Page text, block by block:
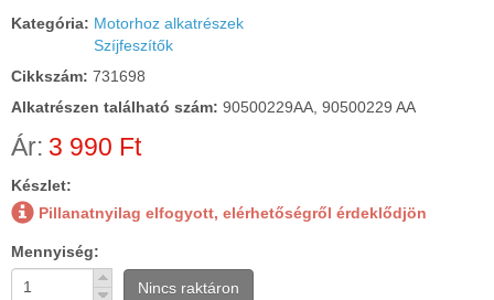
Kategória: Motorhoz alkatrészek
Szíjfeszítők
Cikkszám: 731698
Alkatrészen található szám: 90500229AA, 90500229 AA
Ár: 3 990 Ft
Készlet:
Pillanatnyilag elfogyott, elérhetőségről érdeklődjön
Mennyiség
Nincs raktáron